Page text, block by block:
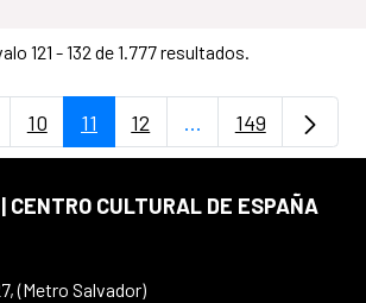
121 - 132 de 1.777 resultados.
intermedias Use TAB para
Página
10 Página
11 Página
12 ...PáginasPágina
149
CENTRO CULTURAL DE ESPAÑA
(Metro Salvador)